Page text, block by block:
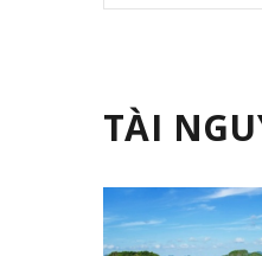
cấp dịch vụ.
cộng đồng du
chất lượng
tăng trưởng bền
này sẽ phân
TÀI